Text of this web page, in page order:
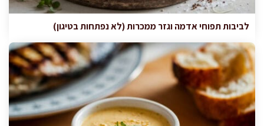
לביבות תפוחי אדמה וגזר ממכרות (לא נפתחות בטיגון)